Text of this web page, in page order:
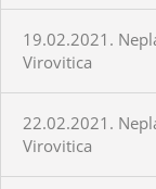
19.02.2021.
Virovitica
22.02.2021.
Virovitica